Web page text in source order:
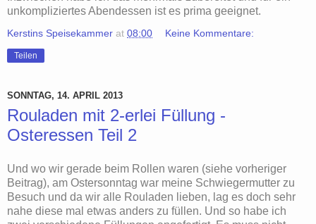
unkompliziertes Abendessen ist es prima geeignet.
Kerstins Speisekammer at 08:00 Keine Kommentare:
Teilen
SONNTAG, 14. APRIL 2013
Rouladen mit 2-erlei Füllung -
Osteressen Teil 2
Und wo wir gerade beim Rollen waren (siehe vorheriger
Beitrag), am Ostersonntag war meine Schwiegermutter zu
Besuch und da wir alle Rouladen lieben, lag es doch sehr
nahe diese mal etwas anders zu füllen. Und so habe ich